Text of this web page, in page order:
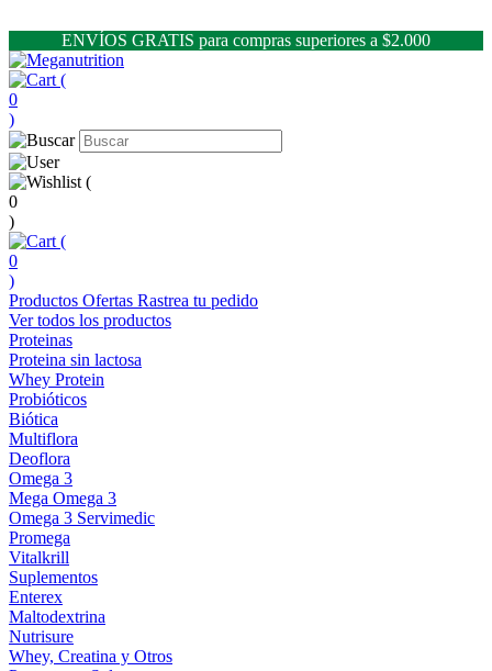
ENVÍOS GRATIS para compras superiores a $2.000
(
0
)
(
0
)
(
0
)
Productos Ofertas Rastrea tu pedido
Ver todos los productos
Proteinas
Proteina sin lactosa
Whey Protein
Probióticos
Biótica
Multiflora
Deoflora
Omega 3
Mega Omega 3
Omega 3 Servimedic
Promega
Vitalkrill
Suplementos
Enterex
Maltodextrina
Nutrisure
Whey, Creatina y Otros